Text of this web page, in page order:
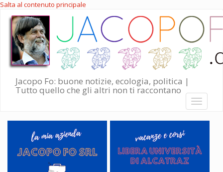
Salta al contenuto principale
Jacopo Fo: buone notizie, ecologia, politica |
Tutto quello che gli altri non ti raccontano
Toggle